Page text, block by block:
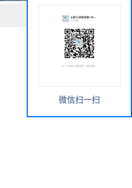
微信扫一扫